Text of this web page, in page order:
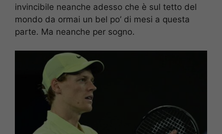
invincibile neanche adesso che è sul tetto del
mondo da ormai un bel po’ di mesi a questa
parte. Ma neanche per sogno.